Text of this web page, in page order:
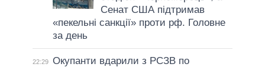
Сенат США підтримав
«пекельні санкції» проти рф. Головне
за день
22:29 Окупанти вдарили з РСЗВ по